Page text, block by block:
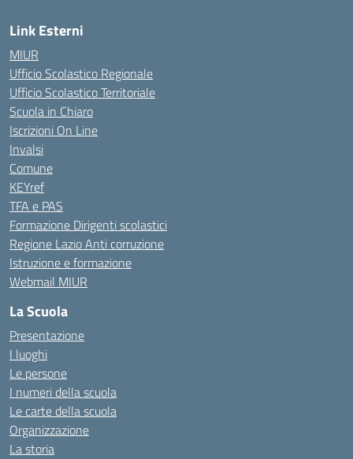
Link Esterni
MIUR
Ufficio Scolastico Regionale
Ufficio Scolastico Territoriale
Scuola in Chiaro
Iscrizioni On Line
Invalsi
Comune
KEYref
TFA e PAS
Formazione Dirigenti scolastici
Regione Lazio Anti corruzione
Istruzione e formazione
Webmail MIUR
La Scuola
Presentazione
I luoghi
Le persone
I numeri della scuola
Le carte della scuola
Organizzazione
La storia